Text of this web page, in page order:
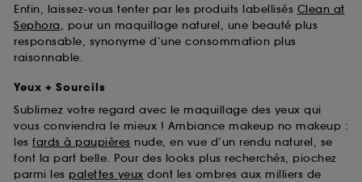
Enfin, laissez-vous tenter par les produits labellisés Clean at
Sephora, pour un maquillage naturel, une beauté plus
responsable, synonyme d’une consommation plus
raisonnable.
Yeux + Sourcils
Sublimez votre regard avec le maquillage des yeux qui
vous conviendra le mieux ! Ambiance makeup no makeup :
les fards à paupières nude, en vue d’un rendu naturel, se
font la part belle. Pour des looks plus recherchés, piochez
parmi les palettes yeux dont les ombres aux milliers de